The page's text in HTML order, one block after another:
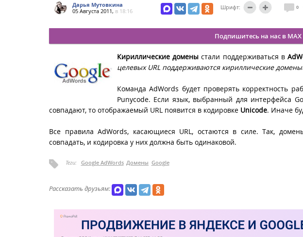
Дарья Мутовкина
05 Августа 2011, в 18:16
Шрифт: 0
Подпишитесь на нас в MAX
Кириллические домены стали поддерживаться в
целевых URL поддерживаются кириллические
Команда AdWords будет проверять корректность
Punycode. Если язык, выбранный для интерфейса
совпадают, то отображаемый URL появится в кодировке Unicode. Иначе
Все правила AdWords, касающиеся URL, остаются в силе. Так,
совпадать, и кодировка у них должна быть одинаковой.
Теги: Google AdWords Домены Google
Рассказать друзьям: